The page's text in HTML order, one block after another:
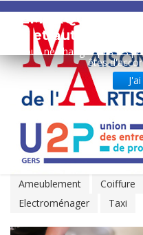
REMARQUE ! Ce
et autres
Si vous ne changez pas les
êtes
Ameublement Coiffure
Electroménager
Taxi